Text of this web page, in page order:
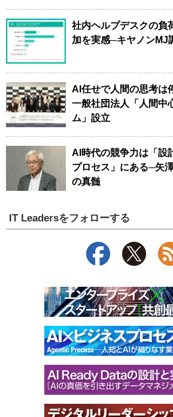
社内ヘルプデスクの負
加を実感─キヤノンMJ
AI任せで人間の思考は
一般社団法人「人間中
ム」設立
AI時代の競争力は「設
プロセス」にある─矢
の真髄
IT Leadersをフォローする